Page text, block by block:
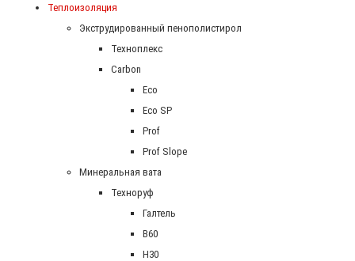
Теплоизоляция
Экструдированный пенополистирол
Техноплекс
Carbon
Eco
Eco SP
Prof
Prof Slope
Минеральная вата
Техноруф
Галтель
В60
Н30